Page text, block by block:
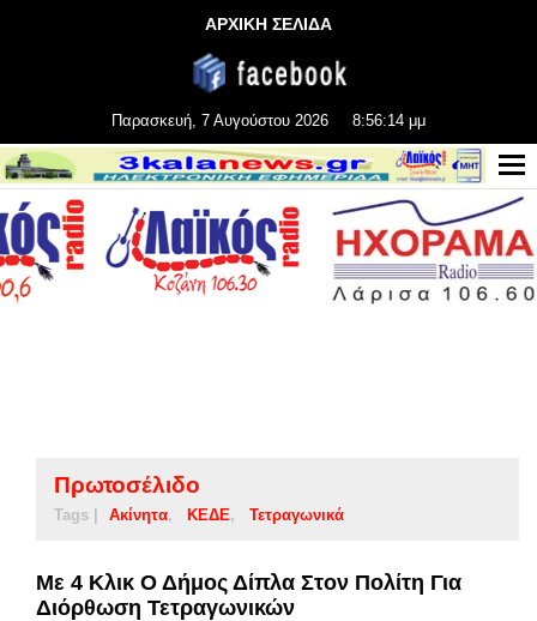
ΑΡΧΙΚΗ ΣΕΛΙΔΑ
Παρασκευή, 7 Αυγούστου 2026 8:56:15 μμ
Πρωτοσέλιδο
Tags | Ακίνητα ΚΕΔΕ Τετραγωνικά
Με 4 Κλικ Ο Δήμος Δίπλα Στον Πολίτη Για
Διόρθωση Τετραγωνικών